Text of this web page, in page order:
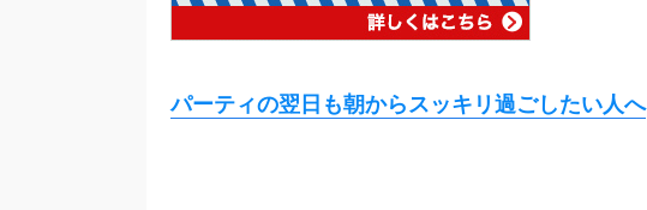
パーティの翌日も朝からスッキリ過ごしたい人へ